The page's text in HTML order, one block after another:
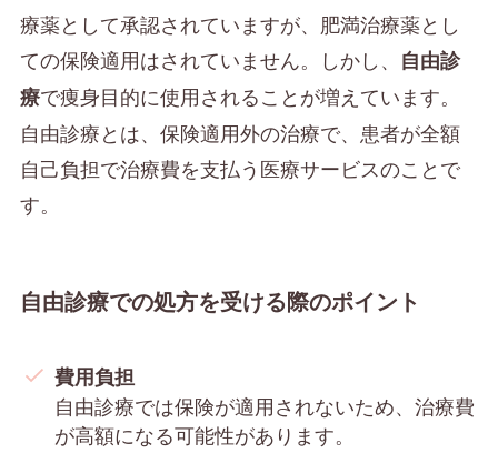
療薬として承認されていますが、肥満治療薬とし
ての保険適用はされていません。しかし、 自由診
療で痩身目的に使用されることが増えています。
自由診療とは、保険適用外の治療で、患者が全額
自己負担で治療費を支払う医療サービスのことで
す。
自由診療での処方を受ける際のポイント
費用負担
自由診療では保険が適用されないため、治療費
が高額になる可能性があります。